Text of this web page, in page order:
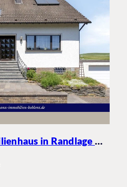
Gepflegtes Einfamilienhaus in Randlage mit Garage und Blick ins Grüne